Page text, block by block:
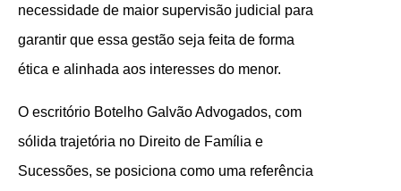
necessidade de maior supervisão judicial para
garantir que essa gestão seja feita de forma
ética e alinhada aos interesses do menor.
O escritório Botelho Galvão Advogados, com
sólida trajetória no Direito de Família e
Sucessões, se posiciona como uma referência